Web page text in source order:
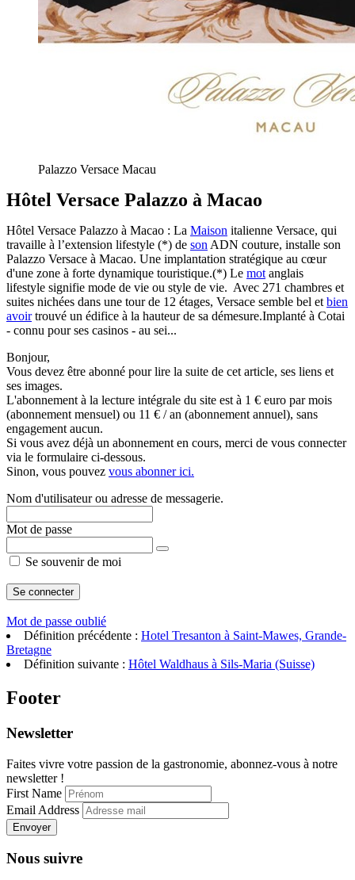
Palazzo Versace Macau
Hôtel Versace Palazzo à Macao
Hôtel Versace Palazzo à Macao : La Maison italienne Versace, qui
travaille à l’extension lifestyle (*) de son ADN couture, installe son
Palazzo Versace à Macao. Une implantation stratégique au cœur
d'une zone à forte dynamique touristique.(*) Le mot anglais
lifestyle signifie mode de vie ou style de vie. Avec 271 chambres et
suites nichées dans une tour de 12 étages, Versace semble bel et bien
avoirtrouvé un édifice à la hauteur de sa démesure.Implanté à Cotai
- connu pour ses casinos - au sei...
Bonjour,
Vous devez être abonné pour lire la suite de cet article, ses liens et
ses images.
L'abonnement à la lecture intégrale du site est à 1 € euro par mois
(abonnement mensuel) ou 11 € / an (abonnement annuel), sans
engagement aucun.
Si vous avez déjà un abonnement en cours, merci de vous connecter
via le formulaire ci-dessous.
Sinon, vous pouvez vous abonner ici.
Nom d'utilisateur ou adresse de messagerie.
Mot de passe
Se souvenir de moi
Mot de passe oublié
Définition précédente : Hotel Tresanton à Saint-Mawes, Grande-
Bretagne
Définition suivante : Hôtel Waldhaus à Sils-Maria (Suisse)
Footer
Newsletter
Faites vivre votre passion de la gastronomie, abonnez-vous à notre
newsletter !
First Name
Email Address
Envoyer
Nous suivre